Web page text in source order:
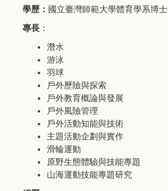
學歷： 國立臺灣師範大學體育學系博士
專長 ：
潛水
游泳
羽球
戶外歷險與探索
戶外教育概論與發展
戶外風險管理
戶外活動知能與技術
主題活動企劃與實作
滑輪運動
原野生態體驗與技能專題
山海運動技能專題研究